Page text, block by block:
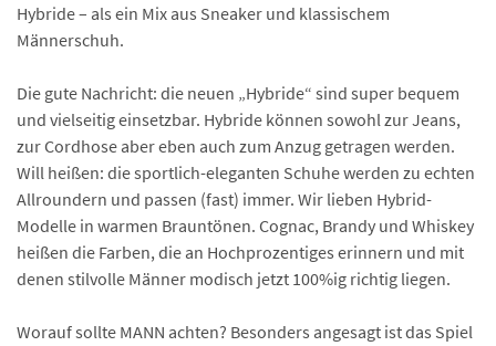
Hybride – als ein Mix aus Sneaker und klassischem
Männerschuh.
Die gute Nachricht: die neuen „Hybride“ sind super bequem
und vielseitig einsetzbar. Hybride können sowohl zur Jeans,
zur Cordhose aber eben auch zum Anzug getragen werden.
Will heißen: die sportlich-eleganten Schuhe werden zu echten
Allroundern und passen (fast) immer. Wir lieben Hybrid-
Modelle in warmen Brauntönen. Cognac, Brandy und Whiskey
heißen die Farben, die an Hochprozentiges erinnern und mit
denen stilvolle Männer modisch jetzt 100%ig richtig liegen.
Worauf sollte MANN achten? Besonders angesagt ist das Spiel